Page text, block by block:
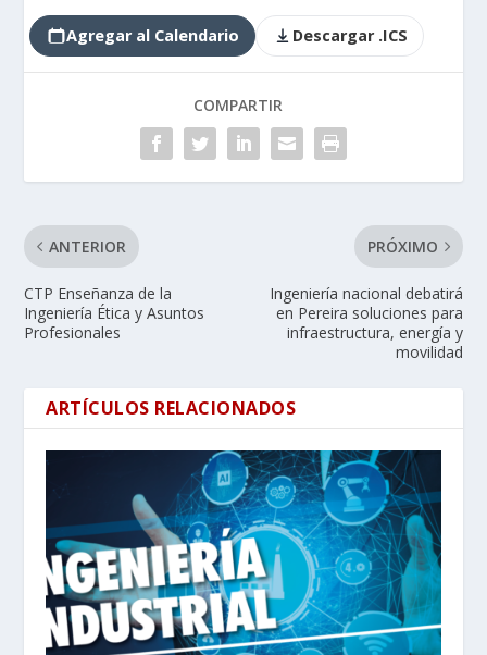
Agregar al Calendario Descargar .ICS
COMPARTIR
ANTERIOR
CTP Enseñanza de la
Ingeniería Ética y Asuntos
Profesionales
PRÓXIMO
Ingeniería nacional debatirá
en Pereira soluciones para
infraestructura, energía y
movilidad
ARTÍCULOS RELACIONADOS